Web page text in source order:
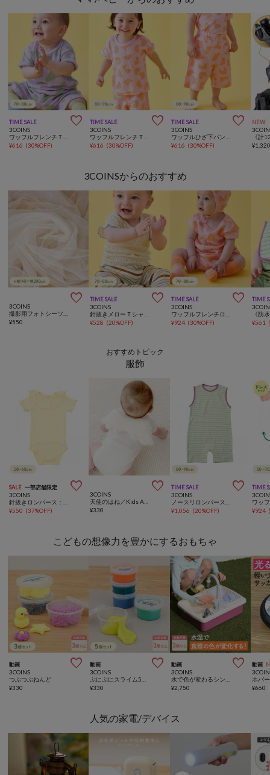
TIME SALE 
3COINS
¥616 (30%OFF)
TIME SALE 
3COINS
¥616 (30%OFF)
TIME SALE 
3COINS
¥616 (30%OFF)
NEW
¥
3COINSからのおすすめ

3COINS
¥550
TIME SALE 
3COINS
¥528 (20%OFF)
TIME SALE 
3COINS
¥924 (30%OFF)
TIME
¥561
おすすめトピック
服飾
SALE 一部店舗限定 
3COINS
¥550 (37%OFF)

3COINS
¥330
TIME SALE 
3COINS
¥1,056 (20%OFF)
TIME
¥924
こどもの想像力を豊かにするおもちゃ
動画 
3COINS
つぶつぶねんど
¥330
動画 
3COINS
¥330
動画 
3COINS
¥2,750
動画
ホバ
¥660
人気の家電/デバイス